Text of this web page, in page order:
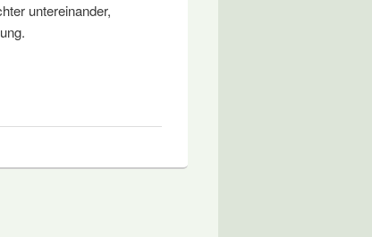
untereinander,